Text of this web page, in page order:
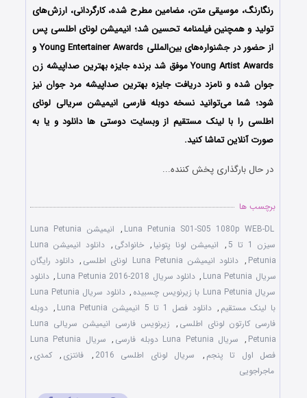
رنگارنگ، موسیقی متن، مضامین مطرح شده، کارگردانی، ارزش‌های
تولید و همچنین فیلمنامه تحسین شد؛ انیمیشنلونای اطلسی پس
از حضور در جشنواره‌‌های بین‌المللی Young Entertainer Awards و
Young Artist Awards موفق شد برنده جایزه بهترین صداپیشه زن
جوان شده و نامزد دریافت جایزه بهترین صداپیشه مرد جوان نیز
شود؛ شما می‌توانید نسخه دوبله فارسی انیمیشن سریالی لونای
اطلسی را با لینک مستقیم از وبسایت دوستی ها دانلود و یا به
صورت آنلاین تماشا کنید.
در حال بارگذاری پخش کننده...
برچسب ها
Luna Petunia S01-S05 1080p WEB-DL
,
انیمیشن Luna Petunia
سیزن 1 تا 5
, انیمیشن لونا پتونیا , خانوادگی ,
دانلود انیمیشن Luna
Petunia
, دانلود انیمیشن Luna Petunia لونای اطلسی , دانلود رایگان
سریال Luna Petunia
, دانلود سریال Luna Petunia 2016-2018 , دانلود
سریال Luna Petunia با زیرنویس چسبیده
,
دانلود سریال Luna Petunia
با لینک مستقیم , دانلود فصل 1 تا 5 انیمیشن Luna Petunia , دوبله
فارسی کارتون لونای اطلسی ,
زیرنویس فارسی انیمیشن سریالی Luna
Petunia
, سریال Luna Petunia دوبله فارسی ,
سریال Luna Petunia
فصل اول تا پنجم , سریال لونای اطلسی 2016 , فانتزی , کمدی ,
ماجراجویی